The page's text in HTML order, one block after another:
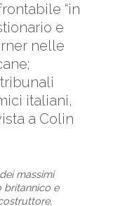
“in
e
nelle
italiani,
a Colin
massimi
britannico e